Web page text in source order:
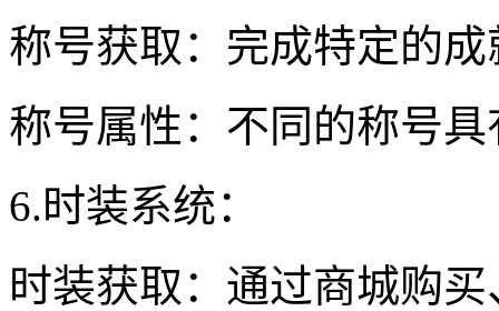
称号获取：完成特定的
称号属性：不同的称号
6.时装系统：
时装获取：通过商城购